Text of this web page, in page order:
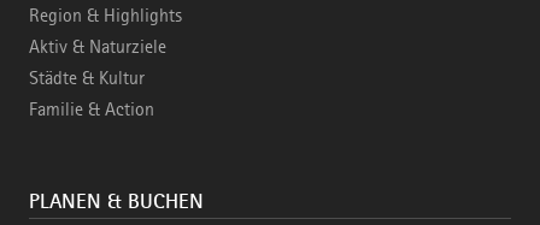
Region & Highlights
Aktiv & Naturziele
Städte & Kultur
Familie & Action
PLANEN & BUCHEN